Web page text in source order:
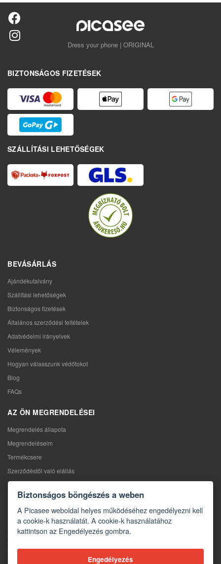
Dress your phone | ORIGINAL
BIZTONSÁGOS FIZETÉSEK
SZÁLLÍTÁSI LEHETŐSÉGEK
BEVÁSÁRLÁS
Ajándékutalvány
Szállítási lehetőségek
Biztonságos fizetések
Általános szerződési feltételek
Adatvédelmi irányelvek
Vélemények
Hogyan válasszunk védőtokot
Blog
FAQs
AZ ÖN MEGRENDELÉSEI
Megrendelés állapota
Megrendeléseim
Termékcsere
Szerződéstől való elállás
Reklamáció
Kapcsolat
Kapcsolatfelvételi űrlap
Nagykereskedelem
Biztonságos böngészés a weben
A Picasee weboldal helyes működéséhez engedélyezni kell
a cookie-k használatát. A cookie-k használatához
kattintson az Engedélyezés gombra.
Engedélyezés